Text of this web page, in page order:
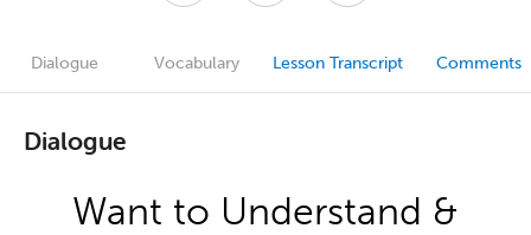
Dialogue Vocabulary Lesson Transcript Comments
Dialogue
Want to Understand &